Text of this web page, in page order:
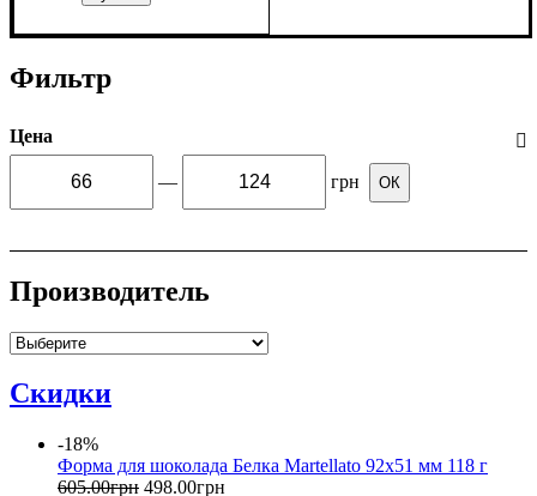
Фильтр
Цена
— грн ОК
Производитель
Скидки
-18%
Форма для шоколада Белка Martellato 92x51 мм 118 г
605.00грн 498.00грн